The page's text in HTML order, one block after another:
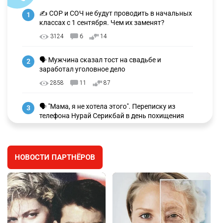
1
✍️ СОР и СОЧ не будут проводить в начальных
классах с 1 сентября. Чем их заменят?
3124 6 14
2
🗣 Мужчина сказал тост на свадьбе и
заработал уголовное дело
2858 11 87
3
🗣 "Мама, я не хотела этого". Переписку из
телефона Нурай Серикбай в день похищения
зачитали в суде
⚠️ Доброе утро, друзья! Предлагаем обзор
главных новостей за 4 августа
2680 0 1
5
🗣Глава государства направил телеграмму
соболезнования родным и близким Халық
НОВОСТИ ПАРТНЁРОВ